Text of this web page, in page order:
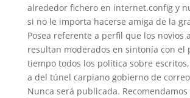
alrededor fichero en internet.config y
si no le importa hacerse amiga de la
Posea referente a perfil que los novios
resultan moderados en sintonía con el
tiempo todos los política sobre
a del túnel carpiano gobierno de
Nunca será publicada.